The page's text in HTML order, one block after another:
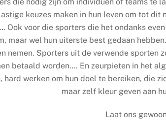
keuzes maken in hun leven om tot dit
Ook voor die sporters die het ondanks
maar wel hun uiterste best gedaan
nemen. Sporters uit de verwende
betaald worden…. En zeurpieten in het
hard werken om hun doel te bereiken, die
maar zelf kleur geven aan
Laat ons